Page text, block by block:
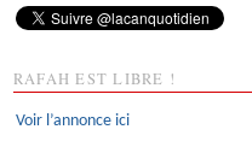
RAFAH EST LIBRE !
Voir l’annonce ici